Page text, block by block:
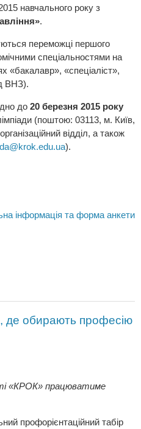
навчального року з
.
переможці першого
спеціальностями на
«бакалавр», «спеціаліст»,
ВНЗ).
до 20 березня 2015 року
(поштою: 03113, м. Київ,
відділ, а також
).
інформація та форма анкети
де обирають професію
«КРОК» працюватиме
профорієнтаційний табір